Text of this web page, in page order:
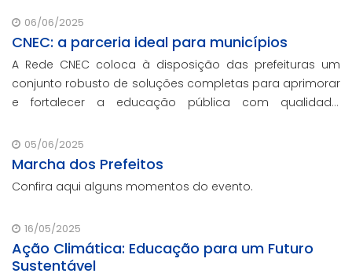
06/06/2025
CNEC: a parceria ideal para municípios
A Rede CNEC coloca à disposição das prefeituras um
conjunto robusto de soluções completas para aprimorar
e fortalecer a educação pública com qualidade,
que não participaram da Marcha dos Prefeito
05/06/2025
Marcha dos Prefeitos
Confira aqui alguns momentos do evento.
16/05/2025
Ação Climática: Educação para um Futuro
Sustentável